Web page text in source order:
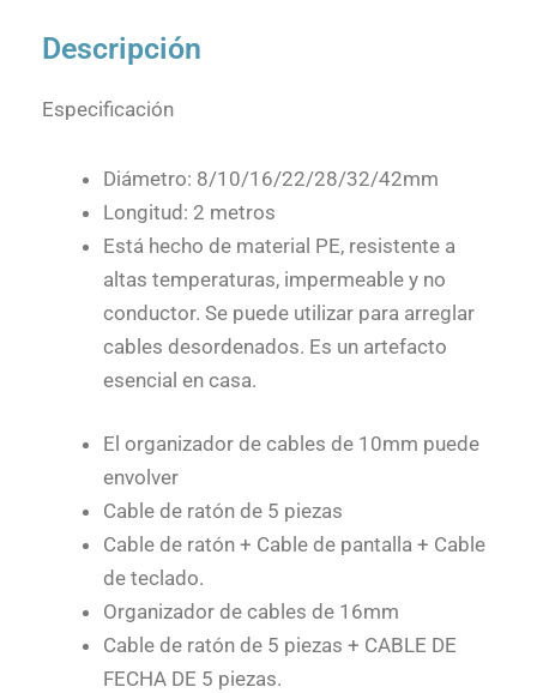
Descripción
Especificación
Diámetro: 8/10/16/22/28/32/42mm
Longitud: 2 metros
Está hecho de material PE, resistente a
altas temperaturas, impermeable y no
conductor. Se puede utilizar para arreglar
cables desordenados. Es un artefacto
esencial en casa.
El organizador de cables de 10mm puede
envolver
Cable de ratón de 5 piezas
Cable de ratón + Cable de pantalla + Cable
de teclado.
Organizador de cables de 16mm
Cable de ratón de 5 piezas + CABLE DE
FECHA DE 5 piezas.